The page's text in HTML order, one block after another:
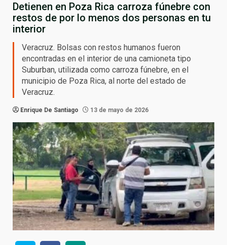
Detienen en Poza Rica carroza fúnebre con
restos de por lo menos dos personas en tu
interior
Veracruz. Bolsas con restos humanos fueron
encontradas en el interior de una camioneta tipo
Suburban, utilizada como carroza fúnebre, en el
municipio de Poza Rica, al norte del estado de
Veracruz.
Enrique De Santiago 13 de mayo de 2026